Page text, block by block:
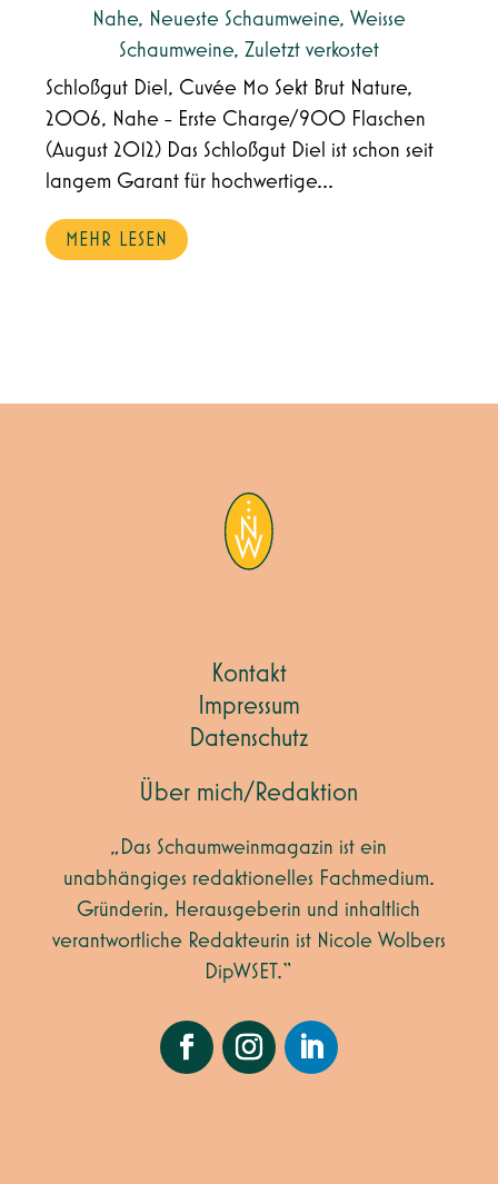
Nahe, Neueste Schaumweine, Weisse
Schaumweine, Zuletzt verkostet
Schloßgut Diel, Cuvée Mo Sekt Brut Nature,
2006, Nahe - Erste Charge/900 Flaschen
(August 2012) Das Schloßgut Diel ist schon seit
langem Garant für hochwertige...
MEHR LESEN
Kontakt
Impressum
Datenschutz
Über mich/Redaktion
„Das Schaumweinmagazin ist ein
unabhängiges redaktionelles Fachmedium.
Gründerin, Herausgeberin und inhaltlich
verantwortliche Redakteurin ist Nicole Wolbers
DipWSET.“